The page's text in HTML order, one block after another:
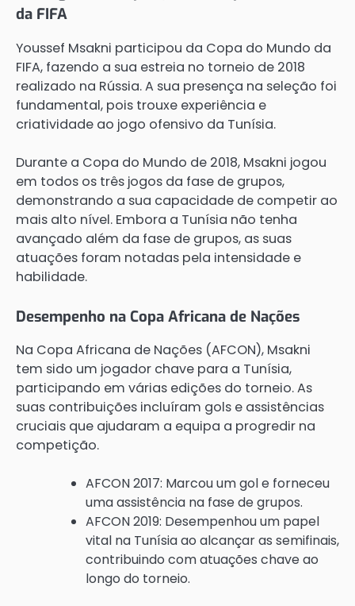
da FIFA
Youssef Msakni participou da Copa do Mundo da
FIFA, fazendo a sua estreia no torneio de 2018
realizado na Rússia. A sua presença na seleção foi
fundamental, pois trouxe experiência e
criatividade ao jogo ofensivo da Tunísia.
Durante a Copa do Mundo de 2018, Msakni jogou
em todos os três jogos da fase de grupos,
demonstrando a sua capacidade de competir ao
mais alto nível. Embora a Tunísia não tenha
avançado além da fase de grupos, as suas
atuações foram notadas pela intensidade e
habilidade.
Desempenho na Copa Africana de Nações
Na Copa Africana de Nações (AFCON), Msakni
tem sido um jogador chave para a Tunísia,
participando em várias edições do torneio. As
suas contribuições incluíram gols e assistências
cruciais que ajudaram a equipa a progredir na
competição.
AFCON 2017: Marcou um gol e forneceu
uma assistência na fase de grupos.
AFCON 2019: Desempenhou um papel
vital na Tunísia ao alcançar as semifinais,
contribuindo com atuações chave ao
longo do torneio.